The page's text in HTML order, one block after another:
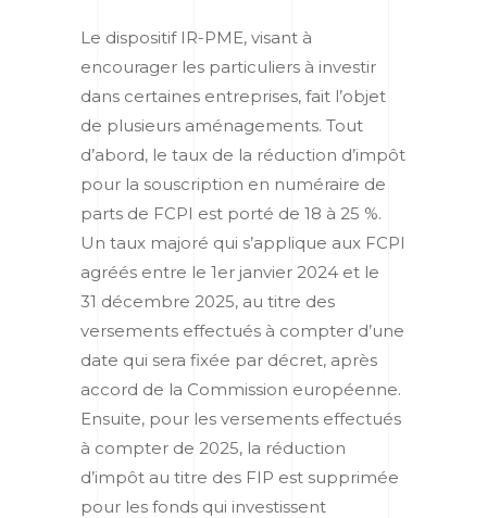
Le dispositif IR-PME, visant à
encourager les particuliers à investir
dans certaines entreprises, fait l’objet
de plusieurs aménagements. Tout
d’abord, le taux de la réduction d’impôt
pour la souscription en numéraire de
parts de FCPI est porté de 18 à 25 %.
Un taux majoré qui s’applique aux FCPI
agréés entre le 1er janvier 2024 et le
31 décembre 2025, au titre des
versements effectués à compter d’une
date qui sera fixée par décret, après
accord de la Commission européenne.
Ensuite, pour les versements effectués
à compter de 2025, la réduction
d’impôt au titre des FIP est supprimée
pour les fonds qui investissent